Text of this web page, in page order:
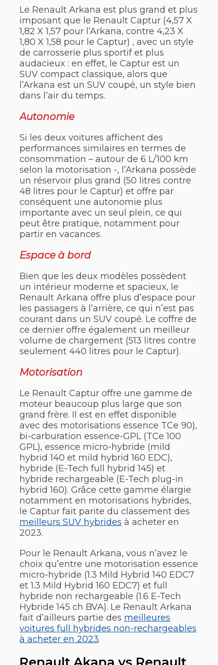
Le Renault Arkana est plus grand et plus
imposant que le Renault Captur (4,57 X
1,82 X 1,57 pour l’Arkana, contre 4,23 X
1,80 X 1,58 pour le Captur) , avec un style
de carrosserie plus sportif et plus
audacieux : en effet, le Captur est un
SUV compact classique, alors que
l’Arkana est un SUV coupé, un style bien
dans l’air du temps.
Autonomie
Si les deux voitures affichent des
performances similaires en termes de
consommation – autour de 6 L/100 km
selon la motorisation -, l’Arkana possède
un réservoir plus grand (50 litres contre
48 litres pour le Captur) et offre par
conséquent une autonomie plus
importante avec un seul plein, ce qui
peut être pratique, notamment pour
partir en vacances.
Espace à bord
Bien que les deux modèles possèdent
un intérieur moderne et spacieux, le
Renault Arkana offre plus d’espace pour
les passagers à l’arrière, ce qui n’est pas
courant dans un SUV coupé. Le coffre de
ce dernier offre également un meilleur
volume de chargement (513 litres contre
seulement 440 litres pour le Captur).
Motorisation
Le Renault Captur offre une gamme de
moteur beaucoup plus large que son
grand frère. Il est en effet disponible
avec des motorisations essence TCe 90),
bi-carburation essence-GPL (TCe 100
GPL), essence micro-hybride (mild
hybrid 140 et mild hybrid 160 EDC),
hybride (E-Tech full hybrid 145) et
hybride rechargeable (E-Tech plug-in
hybrid 160). Grâce cette gamme élargie
notamment en motorisations hybrides,
le Captur fait parite du classement des
meilleurs SUV hybrides à acheter en
2023.
Pour le Renault Arkana, vous n’avez le
choix qu’entre une motorisation essence
micro-hybride (1.3 Mild Hybrid 140 EDC7
et 1.3 Mild Hybrid 160 EDC7) et full
hybride non rechargeable (1.6 E-Tech
Hybride 145 ch BVA). Le Renault Arkana
fait d’ailleurs partie des meilleures
voitures full hybrides non-rechargeables
à acheter en 2023.